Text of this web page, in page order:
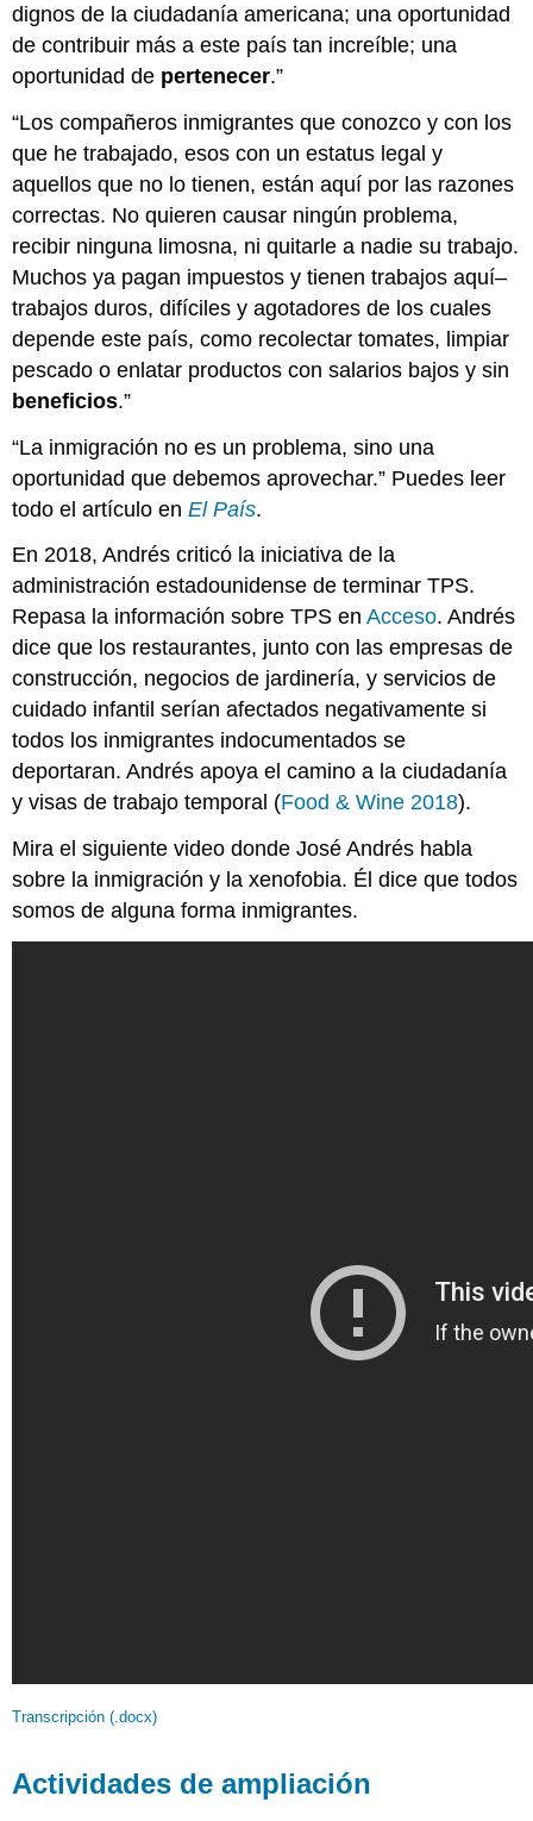
dignos de la ciudadanía americana; una oportunidad
de contribuir más a este país tan increíble; una
oportunidad de pertenecer.”
“Los compañeros inmigrantes que conozco y con los
que he trabajado, esos con un estatus legal y
aquellos que no lo tienen, están aquí por las razones
correctas. No quieren causar ningún problema,
recibir ninguna limosna, ni quitarle a nadie su trabajo.
Muchos ya pagan impuestos y tienen trabajos aquí–
trabajos duros, difíciles y agotadores de los cuales
depende este país, como recolectar tomates, limpiar
pescado o enlatar productos con salarios bajos y sin
beneficios.”
“La inmigración no es un problema, sino una
oportunidad que debemos aprovechar.” Puedes leer
todo el artículo enEl País.
En 2018, Andrés criticó la iniciativa de la
administración estadounidense de terminar TPS.
Repasa la información sobre TPS enAcceso. Andrés
dice que los restaurantes, junto con las empresas de
construcción, negocios de jardinería, y servicios de
cuidado infantil serían afectados negativamente si
todos los inmigrantes indocumentados se
deportaran. Andrés apoya el camino a la ciudadanía
y visas de trabajo temporal (Food & Wine 2018).
Mira el siguiente video donde José Andrés habla
sobre la inmigración y la xenofobia. Él dice que todos
somos de alguna forma inmigrantes.
Transcripción (.docx)
Actividades de ampliación